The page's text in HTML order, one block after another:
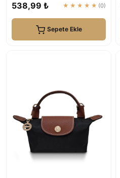
538,99 ₺ ★★★★★ (0)
Sepete Ekle